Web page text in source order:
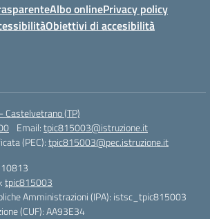
Albo onlinePrivacy policy
Obiettivi di accesibilità
Castelvetrano (TP)
Email:tpic815003@istruzione.it
(PEC):tpic815003@pec.istruzione.it
tpic815003
Amministrazioni (IPA): istsc_tpic815003
(CUF): AA93E34